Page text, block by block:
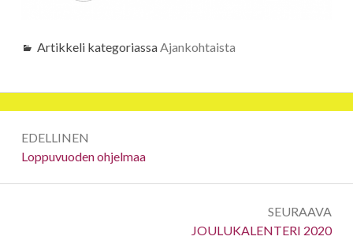
Artikkeli kategoriassaAjankohtaista
selaus
EDELLINEN
Edellinen:
Loppuvuoden ohjelmaa
SEURAAVA
Seuraava:
JOULUKALENTERI 2020